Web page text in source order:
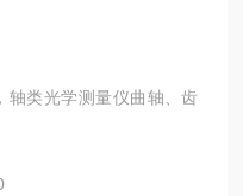
轴类光学测量仪曲轴、齿